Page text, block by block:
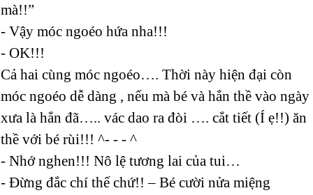
mà!!”
- Vậy móc ngoéo hứa nha!!!
- OK!!!
Cả hai cùng móc ngoéo…. Thời này hiện đại còn
móc ngoéo dễ dàng , nếu mà bé và hắn thề vào ngày
xưa là hắn đã….. vác dao ra đòi …. cắt tiết (Í ẹ!!) ăn
thề với bé rùi!!! ^- - - ^
- Nhớ nghen!!! Nô lệ tương lai của tui…
- Đừng đắc chí thế chứ!! – Bé cười nửa miệng